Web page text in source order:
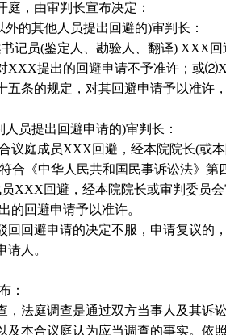
庭，由审判长宣布决定：
外的其他人员提出回避的)审判长：
记员(鉴定人、勘验人、翻译) XXX
XXX提出的回避申请不予准许；或⑵
五条的规定，对其回避申请予以准许
人员提出回避申请的)审判长：
议庭成员XXX回避，经本院院长(或
合《中华人民共和国民事诉讼法》第
XXX回避，经本院院长或审判委员
的回避申请予以准许。
回回避申请的决定不服，申请复议的
请人。
：
，法庭调查是通过双方当事人及其诉
及本合议庭认为应当调查的事实。依